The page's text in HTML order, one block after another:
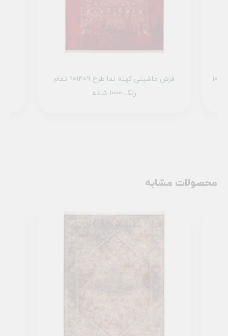
فرش ماشینی کهنه نما طرح 901409 تمام
رنگ 1000 شانه
فرش ماشینی کهنه نما طرح 100623 کرم 1000
محصولات مشابه